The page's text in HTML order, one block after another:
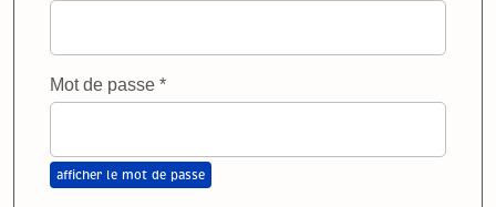
Mot de passe *Obligatoire